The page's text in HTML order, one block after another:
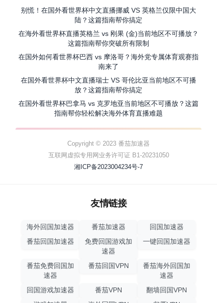
别慌！在国外看世界杯中文直播挪威 VS 英格兰仅限中国大
陆？这篇指南帮你搞定
在海外看世界杯直播英格兰 vs 刚果 (金)当前地区不可播放？
这篇指南帮你突破所有限制
在国外如何看世界杯巴西 vs 摩洛哥？海外党专属体育观赛指
南来了
在国外看世界杯中文直播瑞士 VS 哥伦比亚当前地区不可播
放？这篇指南帮你搞定
在国外看世界杯巴拿马 vs 克罗地亚当前地区不可播放？这篇
指南帮你轻松解决海外体育直播难题
Copyright © 2023 番茄加速器
互联网虚拟专用网业务许可证 B1-20231050
湘ICP备2023004234号-7
友情链接
海外回国加速器 番茄加速器
回国加速器
番茄回国加速器
免费回国游戏加
速器
一键回国加速器
番茄免费回国加
速器
番茄回国VPN
番茄海外回国加
速器
回国游戏加速器
番茄VPN
翻墙回国VPN